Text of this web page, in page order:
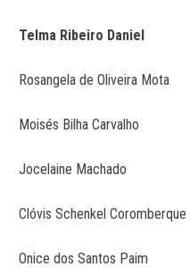
Telma Ribeiro Daniel
Rosangela de Oliveira Mota
Moisés Bilha Carvalho
Jocelaine Machado
Clóvis Schenkel Coromberque
Onice dos Santos Paim